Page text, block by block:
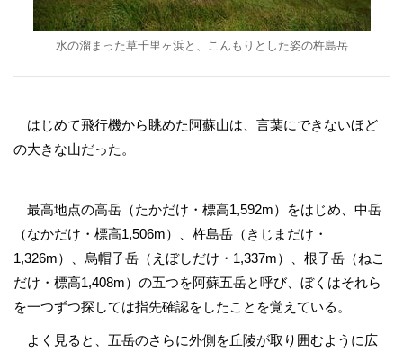
水の溜まった草千里ヶ浜と、こんもりとした姿の杵島岳
はじめて飛行機から眺めた阿蘇山は、言葉にできないほど
の大きな山だった。
最高地点の高岳（たかだけ・標高1,592m）をはじめ、中岳
（なかだけ・標高1,506m）、杵島岳（きじまだけ・
1,326m）、烏帽子岳（えぼしだけ・1,337m）、根子岳（ねこ
だけ・標高1,408m）の五つを阿蘇五岳と呼び、ぼくはそれら
を一つずつ探しては指先確認をしたことを覚えている。
よく見ると、五岳のさらに外側を丘陵が取り囲むように広